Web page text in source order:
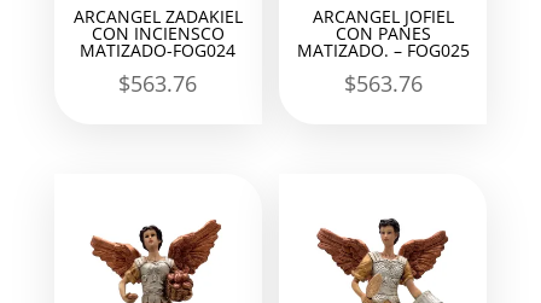
ARCANGEL ZADAKIEL
CON INCIENSCO
MATIZADO-FOG024
$563.76
ARCANGEL JOFIEL
CON PANES
MATIZADO. – FOG025
$563.76